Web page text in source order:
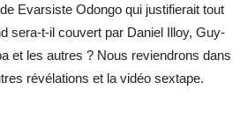
Evarsiste Odongo qui justifierait tout
sera-t-il couvert par Daniel Illoy, Guy-
et les autres ? Nous reviendrons dans
révélations et la vidéo sextape.